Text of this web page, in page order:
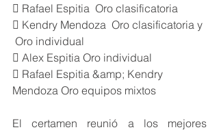
 Rafael Espitia  Oro clasificatoria
 Kendry Mendoza  Oro clasificatoria y
Oro individual
 Alex Espitia Oro individual
 Rafael Espitia &amp; Kendry
Mendoza Oro equipos mixtos
El certamen reunió a los mejores